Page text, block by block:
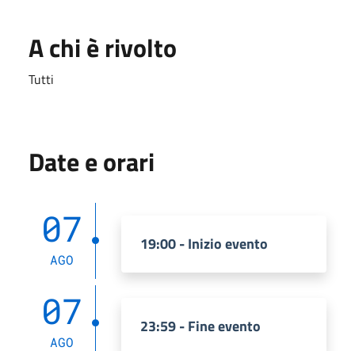
A chi è rivolto
Tutti
Date e orari
07
AGO
19:00 - Inizio evento
07
AGO
23:59 - Fine evento